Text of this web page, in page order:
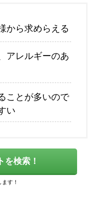
から求めらえる
アレルギーのあ
ことが多いので
い
を検索！